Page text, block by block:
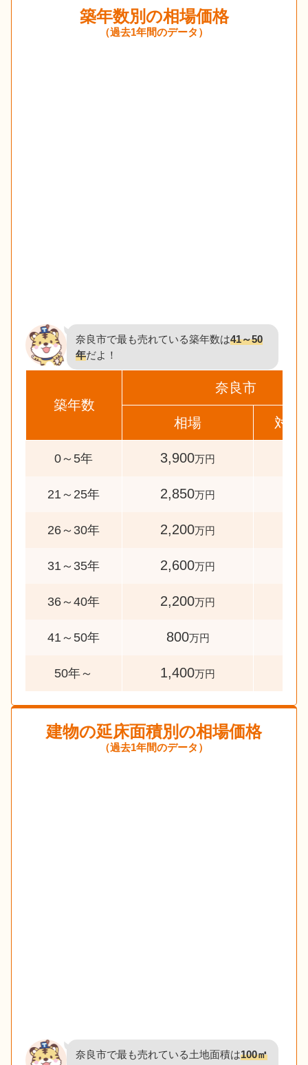
築年数別の相場価格
（過去1年間のデータ）
奈良市で最も売れている築年数は41～50
年だよ！
築年数
奈良市
相場 対象
0～5年 3,900万円
21～25年 2,850万円
26～30年 2,200万円
31～35年 2,600万円
36～40年 2,200万円
41～50年 800万円
50年～ 1,400万円
建物の延床面積別の相場価格
（過去1年間のデータ）
奈良市で最も売れている土地面積は100㎡